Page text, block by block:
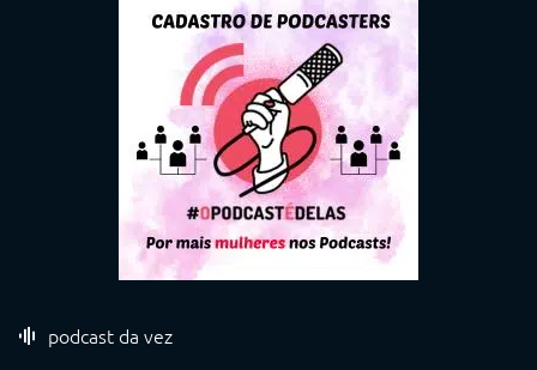
podcast da vez